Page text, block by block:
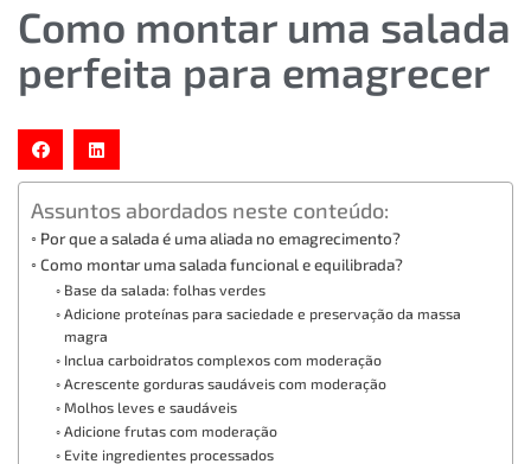
Como montar uma salada
perfeita para emagrecer
Assuntos abordados neste conteúdo:
Por que a salada é uma aliada no emagrecimento?
Como montar uma salada funcional e equilibrada?
Base da salada: folhas verdes
Adicione proteínas para saciedade e preservação da massa
magra
Inclua carboidratos complexos com moderação
Acrescente gorduras saudáveis com moderação
Molhos leves e saudáveis
Adicione frutas com moderação
Evite ingredientes processados